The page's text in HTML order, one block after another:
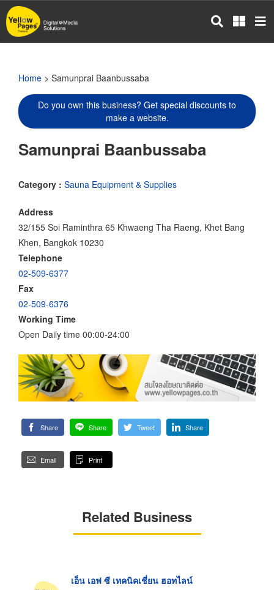
Skip
to
main
Home > Samunprai Baanbussaba
Do you own this business? Get special discounts to
make a website.
Samunprai Baanbussaba
Category : Sauna Equipment & Supplies
Address
32/155 Soi Raminthra 65 Khwaeng Tha Raeng, Khet Bang
Khen, Bangkok 10230
Telephone
02-509-6377
Fax
02-509-6376
Working Time
Open Daily time 00:00-24:00
Share Share Tweet Share
Email Print
Related Business
เอ็น เอฟ ซี เทคนิคเชี่ยน ฮอทไลน์